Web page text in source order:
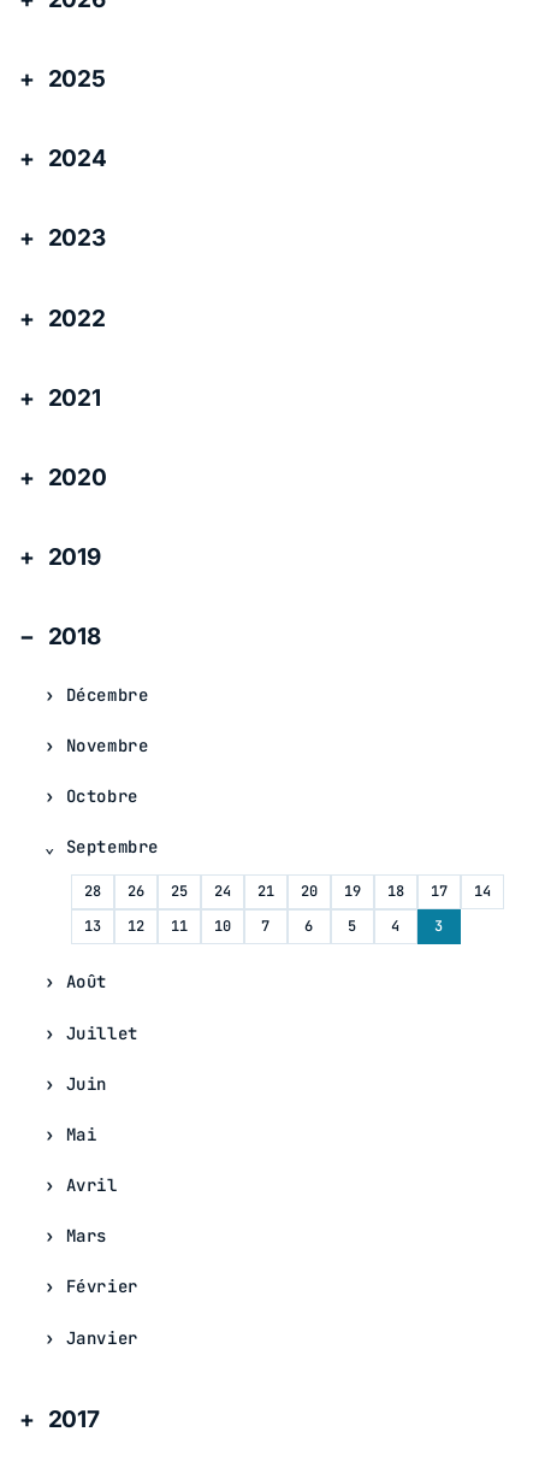
2025
2024
2023
2022
2021
2020
2019
2018
Décembre
Novembre
Octobre
Septembre
28 26 25 24 21 20 19 18 17
14
13
12 11 10 7 6 5 4 3
Août
Juillet
Juin
Mai
Avril
Mars
Février
Janvier
2017